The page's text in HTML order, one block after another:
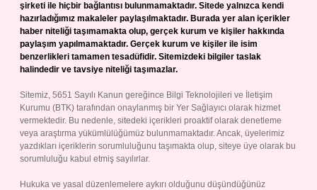
şirketi ile hiçbir bağlantısı bulunmamaktadır. Sitede yalnızca kendi
hazırladığımız makaleler paylaşılmaktadır. Burada yer alan içerikler
haber niteliği taşımamakta olup, gerçek kurum ve kişiler hakkında
paylaşım yapılmamaktadır. Gerçek kurum ve kişiler ile isim
benzerlikleri tamamen tesadüfidir. Sitemizdeki bilgiler taslak
halindedir ve tavsiye niteliği taşımazlar.
Sitemiz, 5651 Sayılı Kanun gereğince Bilgi Teknolojileri ve İletişim
Kurumu (BTK) tarafından onaylanmış bir Yer Sağlayıcı olarak hizmet
vermektedir. Bu nedenle, sitedeki içerikleri proaktif olarak denetleme
veya araştırma yükümlülüğümüz bulunmamaktadır. Ancak, üyelerimiz
yazdıkları içeriklerin sorumluluğunu taşımakta olup, siteye üye olarak bu
sorumluluğu kabul etmiş sayılırlar.
Hukuka ve yasal düzenlemelere aykırı olduğunu düşündüğünüz